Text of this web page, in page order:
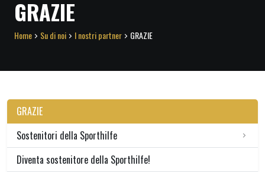
GRAZIE
Home Su di noi I nostri partner GRAZIE
GRAZIE
Sostenitori della Sporthilfe
Diventa sostenitore della Sporthilfe!